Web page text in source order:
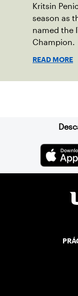
Kritsin
season as
named the
Champion.
READ MORE